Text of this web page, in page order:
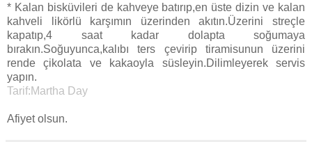
* Kalan bisküvileri de kahveye batırıp,en üste dizin ve kalan
kahveli likörlü karşımın üzerinden akıtın.Üzerini streçle
kapatıp,4 saat kadar dolapta soğumaya
bırakın.Soğuyunca,kalıbı ters çevirip tiramisunun üzerini
rende çikolata ve kakaoyla süsleyin.Dilimleyerek servis
yapın.
Tarif:Martha Day
Afiyet olsun.